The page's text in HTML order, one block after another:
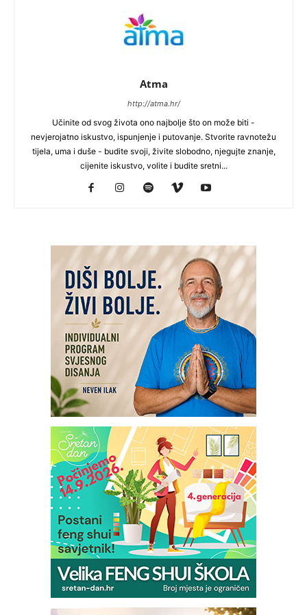
Atma
http://atma.hr/
Učinite od svog života ono najbolje što on može biti -
nevjerojatno iskustvo, ispunjenje i putovanje. Stvorite ravnotežu
tijela, uma i duše - budite svoji, živite slobodno, njegujte znanje,
cijenite iskustvo, volite i budite sretni...